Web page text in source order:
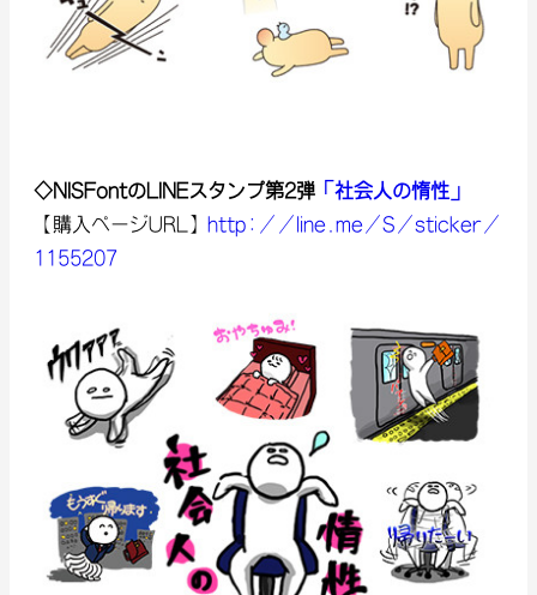
◇NISFontのLINEスタンプ第2弾 「社会人の惰性」
【購入ページURL】 http://line.me/S/sticker/
1155207